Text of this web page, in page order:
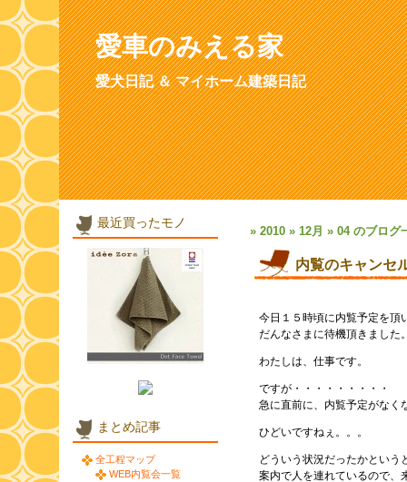
愛車のみえる家
愛犬日記 ＆ マイホーム建築日記
» 2010 » 12月 » 04 のブログ
内覧のキャンセ
今日１５時頃に内覧予定を頂
だんなさまに待機頂きました
わたしは、仕事です。
ですが・・・・・・・・・
急に直前に、内覧予定がなく
ひどいですねぇ。。。
どういう状況だったかという
案内で人を連れているので、
最近買ったモノ
まとめ記事
全工程マップ
WEB内覧会一覧